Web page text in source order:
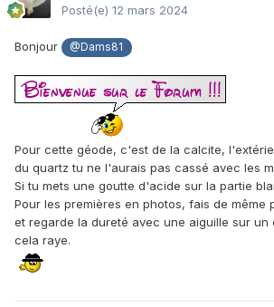
Posté(e) 12 mars 2024
Bonjour @Dams81
Pour cette géode, c'est de la calcite,
du quartz tu ne l'aurais pas cassé avec les
Si tu mets une goutte d'acide sur la partie
Pour les premières en photos, fais de même
et regarde la dureté avec une aiguille sur un
cela raye.